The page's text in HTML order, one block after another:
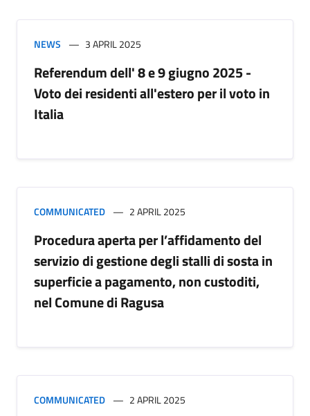
NEWS 3 APRIL 2025
Referendum dell' 8 e 9 giugno 2025 -
Voto dei residenti all'estero per il voto in
Italia
COMMUNICATED 2 APRIL 2025
Procedura aperta per l’affidamento del
servizio di gestione degli stalli di sosta in
superficie a pagamento, non custoditi,
nel Comune di Ragusa
COMMUNICATED 2 APRIL 2025